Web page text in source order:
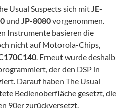
Usual Suspects sich mitJE-
und JP-8080vorgenommen.
Instrumente basieren die
nicht auf Motorola-Chips,
. Erneut wurde deshalb
der den DSP in
Darauf haben The Usual
Bedienoberfläche gesetzt, die
90er zurückversetzt.